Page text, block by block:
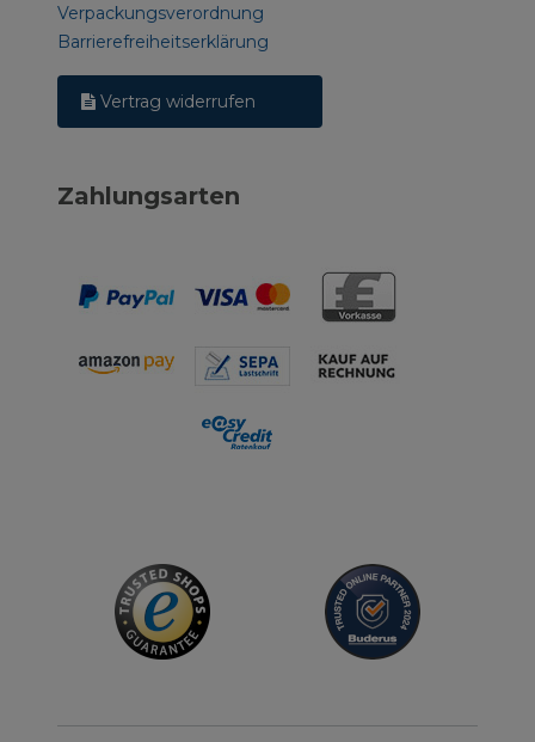
Verpackungsverordnung
Barrierefreiheitserklärung
Vertrag widerrufen
Zahlungsarten